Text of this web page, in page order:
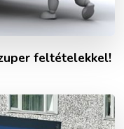
feltételekkel!